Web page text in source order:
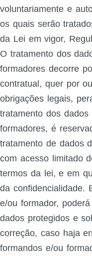
voluntariamente e
os quais serão
da Lei em vigor,
O tratamento dos
formadores decorre
contratual, quer por
obrigações legais,
tratamento dos
formadores, é
tratamento de dados
com acesso limitado
termos da lei, e em
da confidencialidade.
e/ou formador,
dados protegidos e
correção, caso haja
formandos e/ou